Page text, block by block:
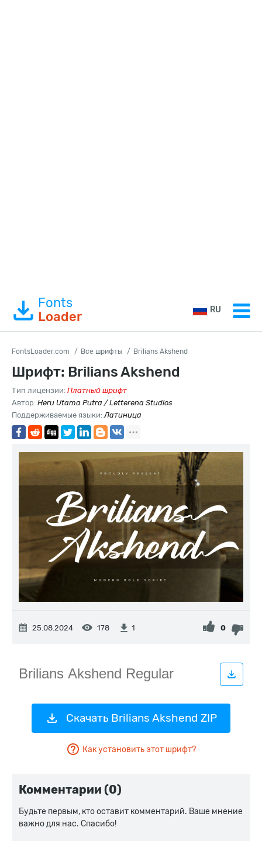
Fonts
Loader
RU
FontsLoader.com Все шрифты Brilians Akshend
Шрифт: Brilians Akshend
Тип лицензии: Платный шрифт
Автор: Heru Utama Putra / Letterena Studios
Поддерживаемые языки:Латиница
25.08.2024 178 1 0
Скачать Brilians Akshend ZIP
Как установить этот шрифт?
Комментарии (0)
Будьте первым, кто оставит комментарий. Ваше мнение
важно для нас. Спасибо!